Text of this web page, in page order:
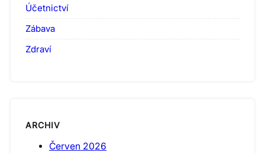
Účetnictví
Zábava
Zdraví
ARCHIV
Červen 2026